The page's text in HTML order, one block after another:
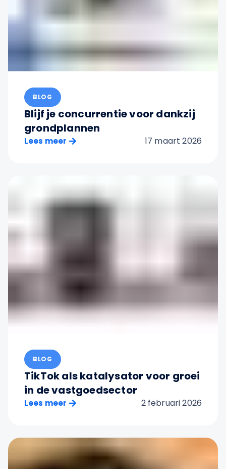
BLOG
Blijf je concurrentie voor dankzij
grondplannen
Lees meer 17 maart 2026
BLOG
TikTok als katalysator voor groei
in de vastgoedsector
Lees meer 2 februari 2026